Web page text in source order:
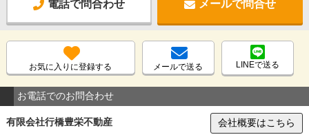
電話で問合わせ メールで問合せ
お気に入りに登録する メールで送る LINEで送る
お電話でのお問合わせ
有限会社行橋豊栄不動産 会社概要はこちら